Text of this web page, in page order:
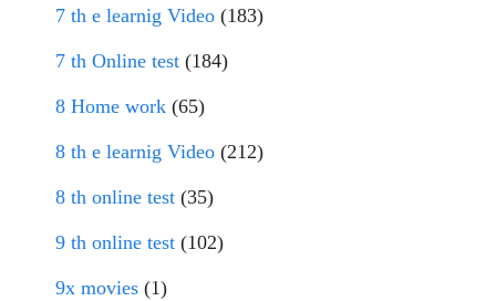
7 th e learnig Video (183)
7 th Online test (184)
8 Home work (65)
8 th e learnig Video (212)
8 th online test (35)
9 th online test (102)
9x movies (1)